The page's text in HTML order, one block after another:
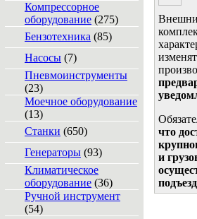
Компрессорное
оборудование (275)
Бензотехника (85)
Насосы (7)
Пневмоинструменты
(23)
Моечное оборудование
(13)
Станки (650)
Генераторы (93)
Климатическое
оборудование (36)
Ручной инструмент
(54)
что
и